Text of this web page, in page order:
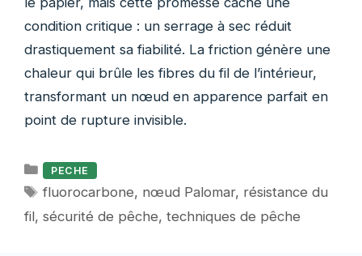
condition critique : un serrage à sec réduit
drastiquement sa fiabilité. La friction génère une
chaleur qui brûle les fibres du fil de l’intérieur,
transformant un nœud en apparence parfait en
point de rupture invisible.
Catégories
PECHE
Étiquettes
fluorocarbone, nœud Palomar, résistance du
fil, sécurité de pêche, techniques de pêche